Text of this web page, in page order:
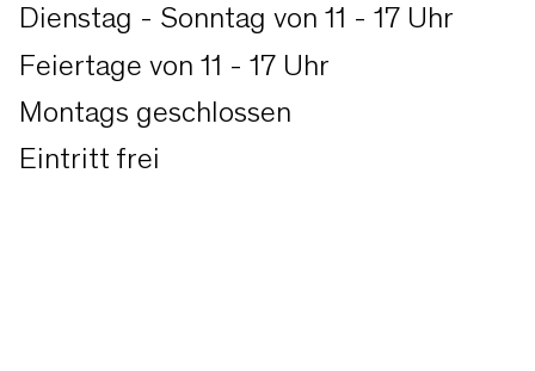
Dienstag - Sonntag von 11 - 17 Uhr
Feiertage von 11 - 17 Uhr
Montags geschlossen
Eintritt frei